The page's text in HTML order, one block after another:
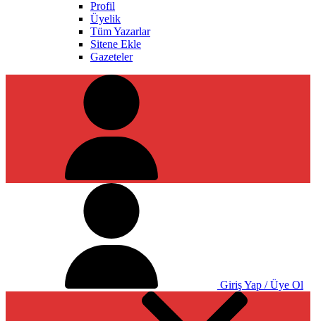
Profil
Üyelik
Tüm Yazarlar
Sitene Ekle
Gazeteler
Giriş Yap / Üye Ol